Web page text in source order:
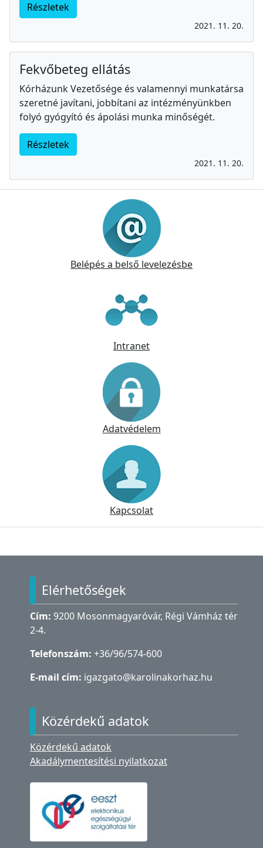
Részletek
2021. 11. 20.
Fekvőbeteg ellátás
Kórházunk Vezetősége és valamennyi munkatársa
szeretné javítani, jobbítani az intézményünkben
folyó gyógyító és ápolási munka minőségét.
Részletek
2021. 11. 20.
Belépés a belső levelezésbe
Intranet
Adatvédelem
Kapcsolat
Elérhetőségek
Cím: 9200 Mosonmagyaróvár, Régi Vámház tér
2-4.
Telefonszám: +36/96/574-600
E-mail cím: igazgato@karolinakorhaz.hu
Közérdekű adatok
Közérdekű adatok
Akadálymentesítési nyilatkozat